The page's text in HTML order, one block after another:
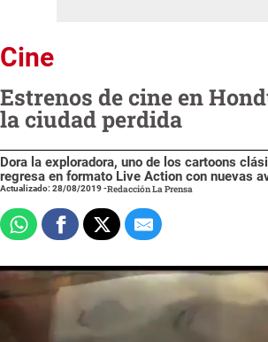
Cine
Estrenos de cine en
la ciudad perdida
Dora la exploradora, uno de los cartoons
regresa en formato Live Action con nuevas
Actualizado: 28/08/2019-Redacción La Prensa